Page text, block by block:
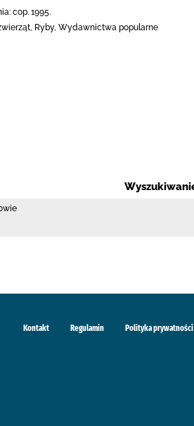
cop. 1995.
Ryby, Wydawnictwa popularne
Kontakt Regulamin Polityka